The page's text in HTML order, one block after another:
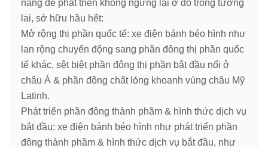
năng để phát triển không ngừng lại ở đó trong tương
lai, sở hữu hầu hết:
Mở rộng thị phần quốc tế: xe điện bánh béo hình như
lan rộng chuyển động sang phần đông thị phần quốc
tế khác, sệt biệt phần đông thị phần bắt đầu nổi ở
châu Á & phần đông chất lỏng khoanh vùng châu Mỹ
Latinh.
Phát triển phần đông thành phầm & hình thức dịch vụ
bắt đầu: xe điện bánh béo hình như phát triển phần
đông thành phầm & hình thức dịch vụ bắt đầu, như